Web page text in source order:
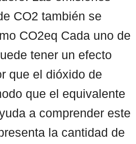
CO2 también se
CO2eq Cada uno de
tener un efecto
que el dióxido de
que el equivalente
a comprender este
la cantidad de